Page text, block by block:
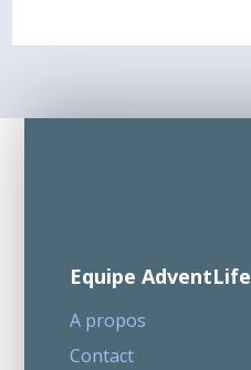
Equipe AdventLife
A propos
Contact